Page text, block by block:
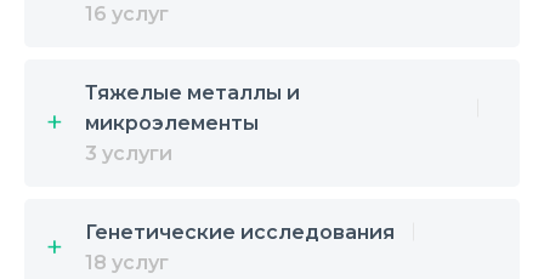
16 услуг
Тяжелые металлы и
микроэлементы
3 услуги
Генетические исследования
18 услуг